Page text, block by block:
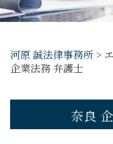
河原 誠法律事務所 >
企業法務 弁護士
奈良